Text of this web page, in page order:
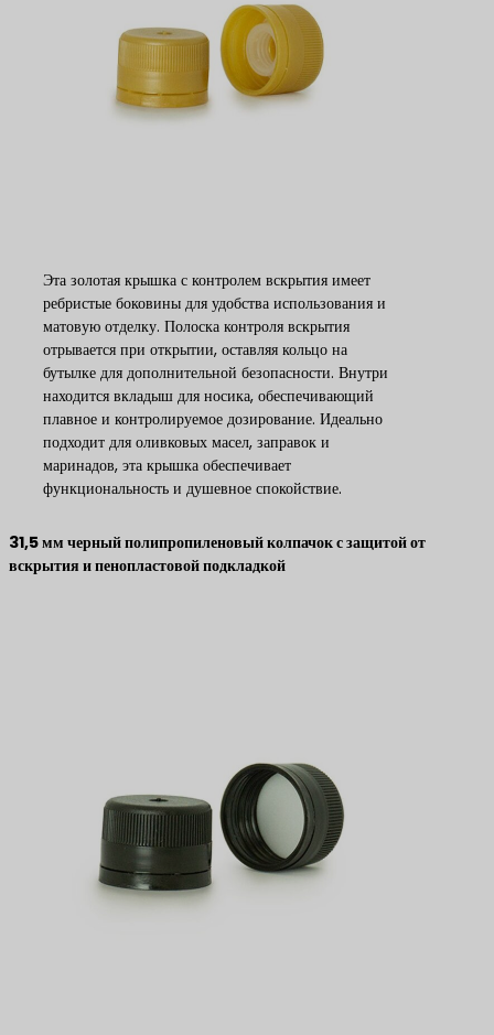
Эта золотая крышка с контролем вскрытия имеет
ребристые боковины для удобства использования и
матовую отделку. Полоска контроля вскрытия
отрывается при открытии, оставляя кольцо на
бутылке для дополнительной безопасности. Внутри
находится вкладыш для носика, обеспечивающий
плавное и контролируемое дозирование. Идеально
подходит для оливковых масел, заправок и
маринадов, эта крышка обеспечивает
функциональность и душевное спокойствие.
31,5 мм черный полипропиленовый колпачок с защитой от
вскрытия и пенопластовой подкладкой